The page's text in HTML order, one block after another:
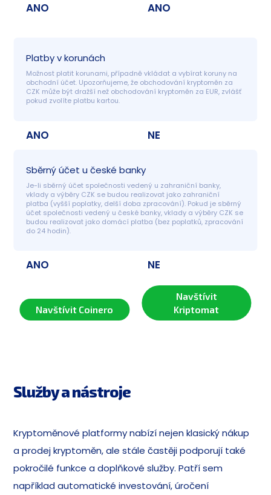
ANO ANO
Platby v korunách
Možnost platit korunami, případně vkládat a vybírat koruny na
obchodní účet. Upozorňujeme, že obchodování kryptoměn za
CZK může být dražší než obchodování kryptoměn za EUR, zvlášť
pokud zvolíte platbu kartou.
ANO NE
Sběrný účet u české banky
Je-li sběrný účet společnosti vedený u zahraniční banky,
vklady a výběry CZK se budou realizovat jako zahraniční
platba (vyšší poplatky, delší doba zpracování). Pokud je sběrný
účet společnosti vedený u české banky, vklady a výběry CZK se
budou realizovat jako domácí platba (bez poplatků, zpracování
do 24 hodin).
ANO NE
Navštívit Coinero
Navštívit
Kriptomat
Služby a nástroje
Kryptoměnové platformy nabízí nejen klasický nákup
a prodej kryptoměn, ale stále častěji podporují také
pokročilé funkce a doplňkové služby. Patří sem
například automatické investování, úročení